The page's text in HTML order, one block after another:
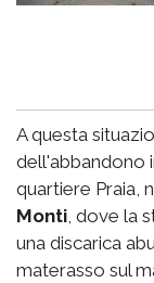
A questa
dell'abbandono
quartiere Praia,
Monti, dove la
una discarica
materasso sul